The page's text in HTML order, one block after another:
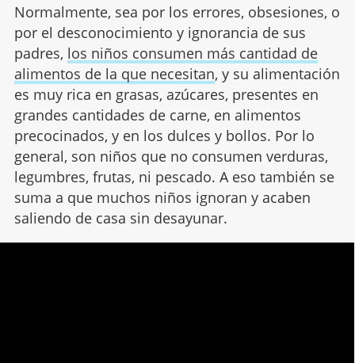
Normalmente, sea por los errores, obsesiones, o
por el desconocimiento y ignorancia de sus
padres, los niños consumen más cantidad de
alimentos de la que necesitan, y su alimentación
es muy rica en grasas, azúcares, presentes en
grandes cantidades de carne, en alimentos
precocinados, y en los dulces y bollos. Por lo
general, son niños que no consumen verduras,
legumbres, frutas, ni pescado. A eso también se
suma a que muchos niños ignoran y acaben
saliendo de casa sin desayunar.